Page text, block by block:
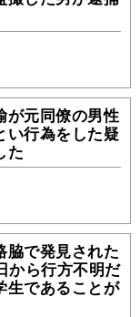
が元同僚の男性
い行為をした疑
た
脇で発見された
から行方不明だ
生であることが